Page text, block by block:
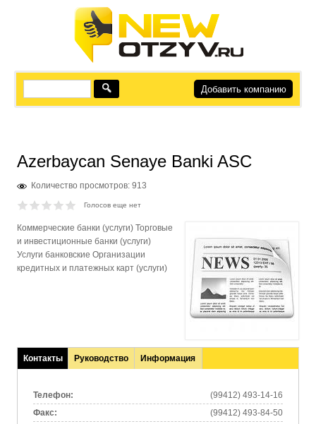
Добавить компанию
Azerbaycan Senaye Banki ASC
Количество просмотров: 913
Голосов еще нет
Коммерческие банки (услуги) Торговые
и инвестиционные банки (услуги)
Услуги банковские Организации
кредитных и платежных карт (услуги)
Контакты
(активная
Руководство Информация
Телефон:
(99412) 493-14-16
Факс:
(99412) 493-84-50